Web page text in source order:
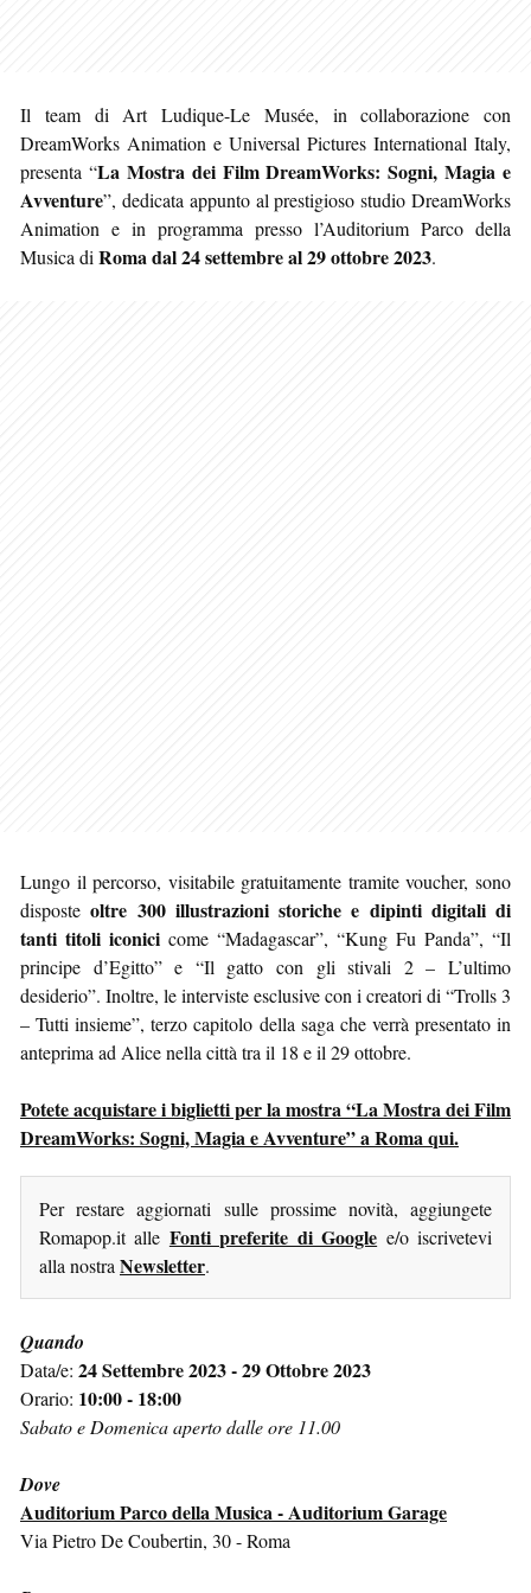
Il team di Art Ludique-Le Musée, in collaborazione con
DreamWorks Animation e Universal Pictures International Italy,
presenta “La Mostra dei Film DreamWorks: Sogni, Magia e
Avventure”, dedicata appunto al prestigioso studio DreamWorks
Animation e in programma presso l’Auditorium Parco della
Musica di Romadal 24 settembre al 29 ottobre 2023.
Lungo il percorso, visitabile gratuitamente tramite voucher, sono
disposteoltre 300 illustrazioni storiche e dipinti digitali di
tanti titoli iconici come “Madagascar”, “Kung Fu Panda”, “Il
principe d’Egitto” e “Il gatto con gli stivali 2 – L’ultimo
desiderio”. Inoltre, le interviste esclusive con i creatori di “Trolls 3
– Tutti insieme”, terzo capitolo della saga che verrà presentato in
anteprima ad Alice nella città tra il 18 e il 29 ottobre.
Potete acquistare i biglietti per la mostra “La Mostra dei Film
DreamWorks: Sogni, Magia e Avventure” a Roma qui.
Per restare aggiornati sulle prossime novità, aggiungete
Romapop.it alle Fonti preferite di Google e/o iscrivetevi
alla nostra Newsletter.
Quando
Data/e: 24 Settembre 2023 - 29 Ottobre 2023
Orario: 10:00 - 18:00
Sabato e Domenica aperto dalle ore 11.00
Dove
Auditorium Parco della Musica - Auditorium Garage
Via Pietro De Coubertin, 30 - Roma